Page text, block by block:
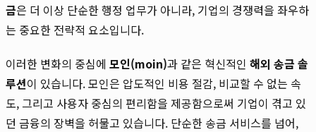
금은 더 이상 단순한 행정 업무가 아니라, 기업의 경쟁력을 좌우하
는 중요한 전략적 요소입니다.
이러한 변화의 중심에 모인(moin)과 같은 혁신적인 해외 송금 솔
루션이 있습니다. 모인은 압도적인 비용 절감, 비교할 수 없는 속
도, 그리고 사용자 중심의 편리함을 제공함으로써 기업이 겪고 있
던 금융의 장벽을 허물고 있습니다. 단순한 송금 서비스를 넘어,